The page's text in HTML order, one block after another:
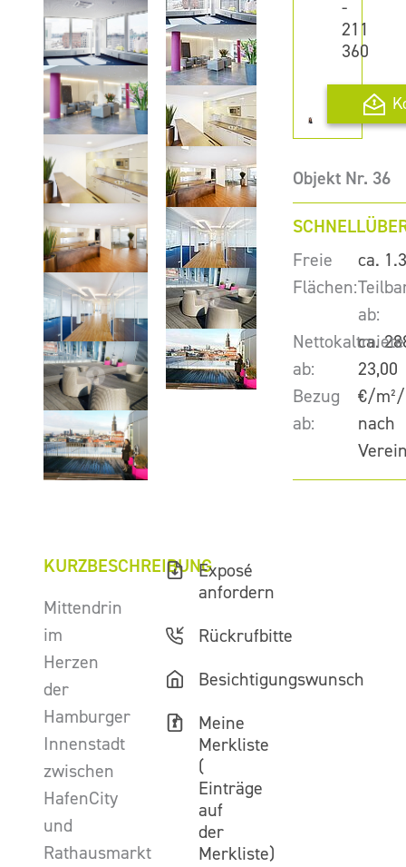
-
211
360
Objekt Nr. 36
Freie
Flächen:
ca.
ab:
ca.
Nettokaltmiete
ab:
23,00
€/
Bezug
ab:
nach
KURZBESCHREIBUNG
Mittendrin
im
Herzen
der
Hamburger
Innenstadt
zwischen
HafenCity
und
Rathausmarkt
Exposé
anfordern
Rückrufbitte
Besichtigungswunsch
Meine
Merkliste
(
Einträge
auf
der
Merkliste)